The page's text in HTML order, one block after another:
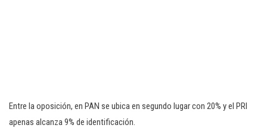
Entre la oposición, en PAN se ubica en segundo lugar con 20% y el PRI
apenas alcanza 9% de identificación.